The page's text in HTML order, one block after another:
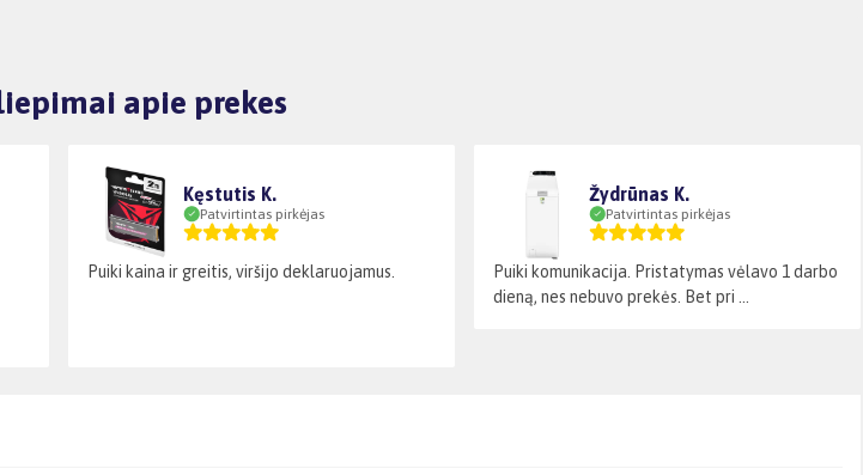
apie prekes
Kęstutis K.
Patvirtintas pirkėjas
Puiki kaina ir greitis, viršijo deklaruojamus.
Žydrūnas K.
Patvirtintas pirkėjas
Puiki komunikacija. Pristatymas vėlavo 1 darbo
dieną, nes nebuvo prekės. Bet pri ...